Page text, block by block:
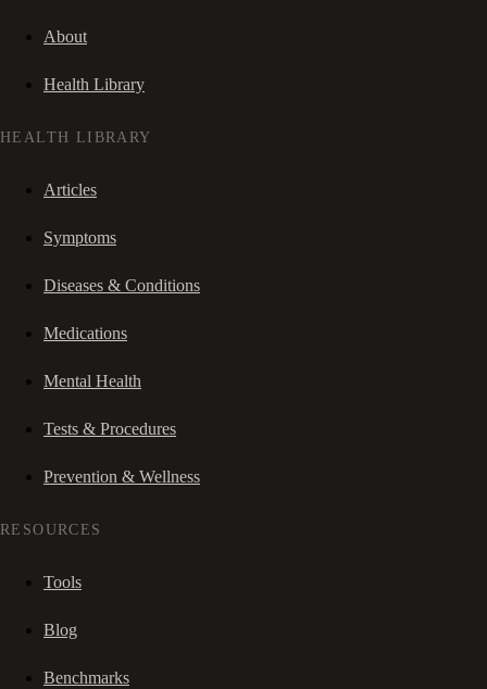
About
Health Library
HEALTH LIBRARY
Articles
Symptoms
Diseases & Conditions
Medications
Mental Health
Tests & Procedures
Prevention & Wellness
RESOURCES
Tools
Blog
Benchmarks